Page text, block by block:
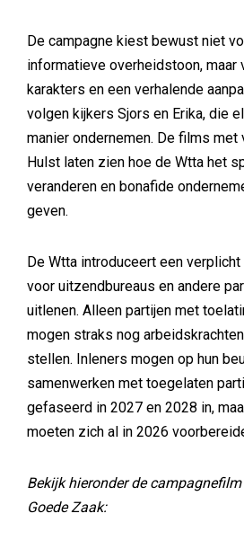
De campagne kiest bewust niet
informatieve overheidstoon, maar
karakters en een verhalende
volgen kijkers Sjors en Erika, die
manier ondernemen. De films
Hulst laten zien hoe de Wtta het
veranderen en bonafide
geven.
De Wtta introduceert een
voor uitzendbureaus en andere
uitlenen. Alleen partijen met
mogen straks nog
stellen. Inleners mogen op hun
samenwerken met toegelaten
gefaseerd in 2027 en 2028 in,
moeten zich al in 2026
Bekijk hieronder de
Goede Zaak: